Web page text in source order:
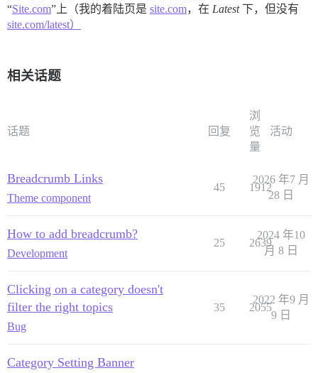
“Site.com”上（我的着陆页是 site.com，在 Latest下，但没有
site.com/latest）
相关话题
话题 回复
浏
览
量
活动
Breadcrumb Links
Theme component
45 1912
2026 年7 月
28 日
How to add breadcrumb?
Development
25 2639
2024 年10
月 8 日
Clicking on a category doesn't
filter the right topics
Bug
35 2055
2022 年9 月
9 日
Category Setting Banner